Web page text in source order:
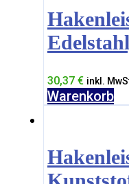
30,37 € inkl.
Warenkorb